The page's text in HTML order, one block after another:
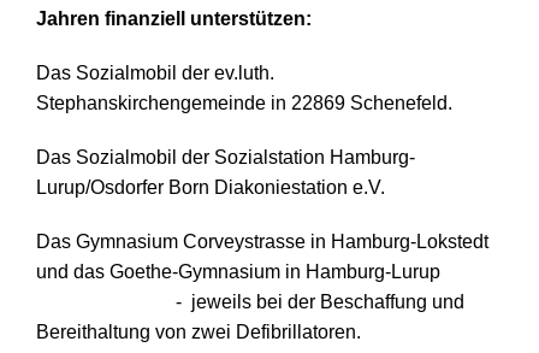
Jahren finanziell unterstützen:
Das Sozialmobil der ev.luth.
Stephanskirchengemeinde in 22869 Schenefeld.
Das Sozialmobil der Sozialstation Hamburg-
Lurup/Osdorfer Born Diakoniestation e.V.
Das Gymnasium Corveystrasse in Hamburg-Lokstedt
und das Goethe-Gymnasium in Hamburg-Lurup
- jeweils bei der Beschaffung und
Bereithaltung von zwei Defibrillatoren.